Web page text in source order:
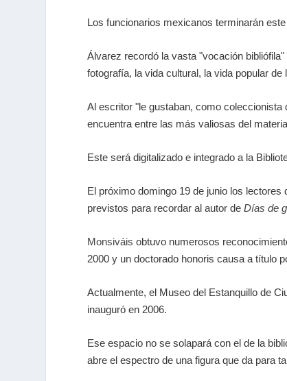
Los funcionarios mexicanos terminarán
Álvarez recordó la vasta "vocación bibliófila"
fotografía, la vida cultural, la vida popular
Al escritor "le gustaban, como
encuentra entre las más valiosas del
Este será digitalizado e integrado a la
El próximo domingo 19 de junio los
previstos para recordar al autor deDías de
Monsiváis obtuvo numerosos
2000 y un doctorado honoris causa a título
Actualmente, el Museo del Estanquillo de
inauguró en 2006.
Ese espacio no se solapará con el de la
abre el espectro de una figura que da para